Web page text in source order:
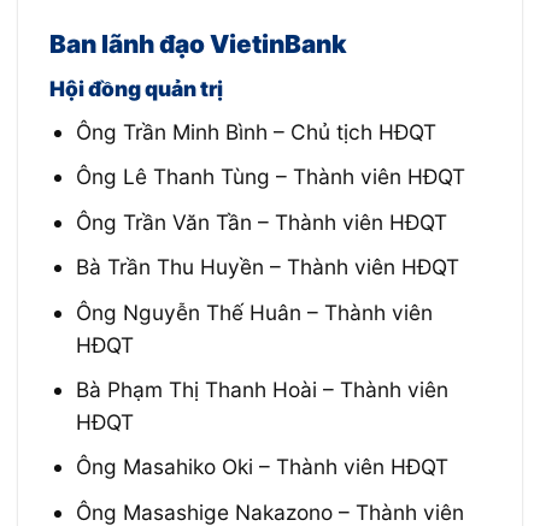
Ban lãnh đạo VietinBank
Hội đồng quản trị
Ông Trần Minh Bình – Chủ tịch HĐQT
Ông Lê Thanh Tùng – Thành viên HĐQT
Ông Trần Văn Tần – Thành viên HĐQT
Bà Trần Thu Huyền – Thành viên HĐQT
Ông Nguyễn Thế Huân – Thành viên
HĐQT
Bà Phạm Thị Thanh Hoài – Thành viên
HĐQT
Ông Masahiko Oki – Thành viên HĐQT
Ông Masashige Nakazono – Thành viên